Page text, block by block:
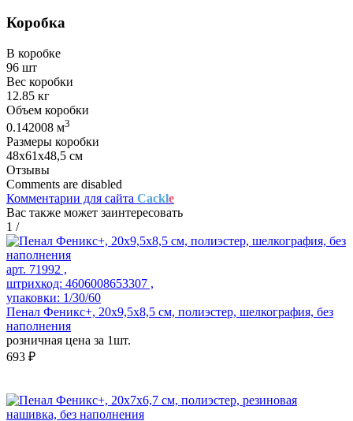
Коробка
В коробке
96 шт
Вес коробки
12.85 кг
Объем коробки
0.142008 м3
Размеры коробки
48х61х48,5 см
Отзывы
Comments are disabled
Комментарии для сайта Cackle
Вас также может заинтересовать
1 /
арт. 71992 ,
штрихкод: 4606008653307 ,
упаковки: 1/30/60
Пенал Феникс+, 20х9,5х8,5 см, полиэстер, шелкография, без
наполнения
розничная цена за 1шт.
693 ₽